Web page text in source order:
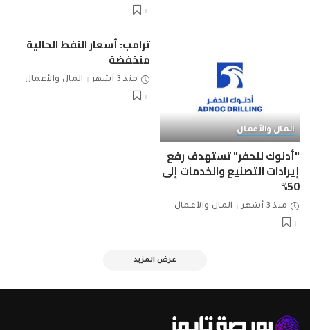
المال والأعمال
"أدنوك للحفر" تستهدف رفع
إيرادات التصنيع والخدمات إلى
50%
منذ 3 أشهر المال والأعمال
ترامب: أسعار النفط الحالية
منخفضة
منذ 3 أشهر المال والأعمال
عرض المزيد